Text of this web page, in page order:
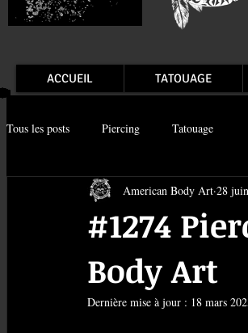
ACCUEIL TATOUAGE
Tous les posts Piercing Tatouage
#1274
Body Art
American Body Art 28
Dernière mise à jour : 18 mars